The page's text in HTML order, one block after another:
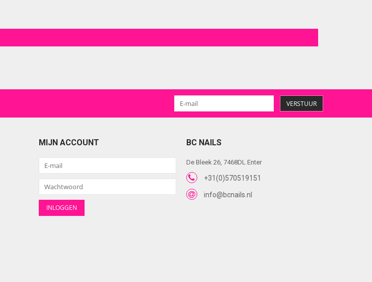
VERSTUUR
MIJN ACCOUNT BC NAILS
De Bleek 26, 7468DL Enter
+31(0)570519151
info@bcnails.nl